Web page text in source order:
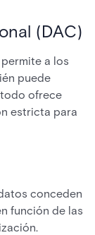
(DAC)
a los
puede
ofrece
estricta para
conceden
función de las